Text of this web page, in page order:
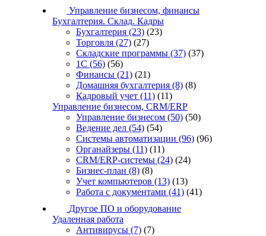
Управление бизнесом, финансы
Бухгалтерия. Склад. Кадры
Бухгалтерия (23) (23)
Торговля (27) (27)
Складские программы (37) (37)
1С (56) (56)
Финансы (21) (21)
Домашняя бухгалтерия (8) (8)
Кадровый учет (11) (11)
Управление бизнесом, CRM/ERP
Управление бизнесом (50) (50)
Ведение дел (54) (54)
Системы автоматизации (96) (96)
Органайзеры (11) (11)
CRM/ERP-системы (24) (24)
Бизнес-план (8) (8)
Учет компьютеров (13) (13)
Работа с документами (41) (41)
Другое ПО и оборудование
Удаленная работа
Антивирусы (7) (7)